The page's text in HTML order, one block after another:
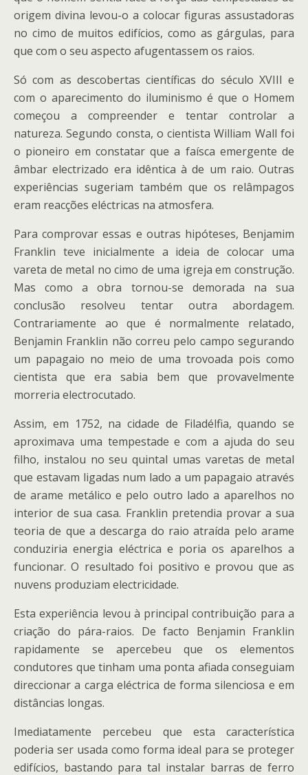
origem divina levou-o a colocar figuras assustadoras
no cimo de muitos edifícios, como as gárgulas, para
que com o seu aspecto afugentassem os raios.
Só com as descobertas científicas do século XVIII e
com o aparecimento do iluminismo é que o Homem
começou a compreender e tentar controlar a
natureza. Segundo consta, o cientista William Wall foi
o pioneiro em constatar que a faísca emergente de
âmbar electrizado era idêntica à de um raio. Outras
experiências sugeriam também que os relâmpagos
eram reacções eléctricas na atmosfera.
Para comprovar essas e outras hipóteses, Benjamim
Franklin teve inicialmente a ideia de colocar uma
vareta de metal no cimo de uma igreja em construção.
Mas como a obra tornou-se demorada na sua
conclusão resolveu tentar outra abordagem.
Contrariamente ao que é normalmente relatado,
Benjamin Franklin não correu pelo campo segurando
um papagaio no meio de uma trovoada pois como
cientista que era sabia bem que provavelmente
morreria electrocutado.
Assim, em 1752, na cidade de Filadélfia, quando se
aproximava uma tempestade e com a ajuda do seu
filho, instalou no seu quintal umas varetas de metal
que estavam ligadas num lado a um papagaio através
de arame metálico e pelo outro lado a aparelhos no
interior de sua casa. Franklin pretendia provar a sua
teoria de que a descarga do raio atraída pelo arame
conduziria energia eléctrica e poria os aparelhos a
funcionar. O resultado foi positivo e provou que as
nuvens produziam electricidade.
Esta experiência levou à principal contribuição para a
criação do pára-raios. De facto Benjamin Franklin
rapidamente se apercebeu que os elementos
condutores que tinham uma ponta afiada conseguiam
direccionar a carga eléctrica de forma silenciosa e em
distâncias longas.
Imediatamente percebeu que esta característica
poderia ser usada como forma ideal para se proteger
edifícios, bastando para tal instalar barras de ferro